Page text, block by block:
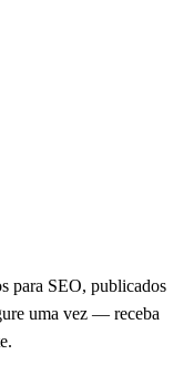
para SEO, publicados
uma vez — receba